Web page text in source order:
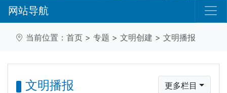
网站导航
当前位置： 首页 > 专题 > 文明创建 > 文明播报
文明播报 更多栏目